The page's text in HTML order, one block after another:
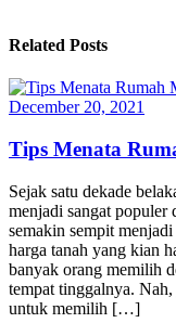
Related Posts
December 20, 2021
Tips Menata
Sejak satu dekade
menjadi sangat populer
semakin sempit
harga tanah yang kian
banyak orang memilih
tempat tinggalnya.
untuk memilih […]